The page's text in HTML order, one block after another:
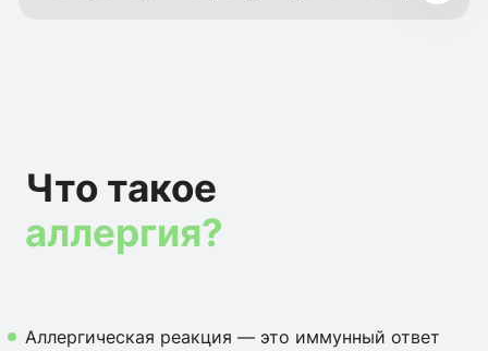
Что такое
аллергия?
Аллергическая реакция — это иммунный ответ